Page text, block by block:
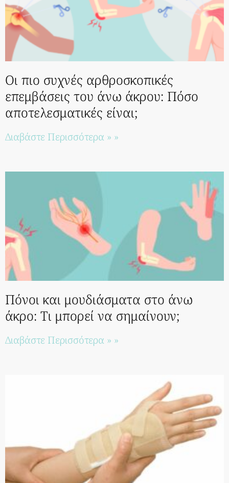
Οι πιο συχνές αρθροσκοπικές
επεμβάσεις του άνω άκρου: Πόσο
αποτελεσματικές είναι;
Διαβάστε Περισσότερα » »
Πόνοι και μουδιάσματα στο άνω
άκρο: Τι μπορεί να σημαίνουν;
Διαβάστε Περισσότερα » »